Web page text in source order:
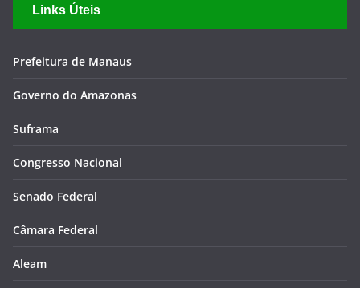
Links Úteis
Prefeitura de Manaus
Governo do Amazonas
Suframa
Congresso Nacional
Senado Federal
Câmara Federal
Aleam